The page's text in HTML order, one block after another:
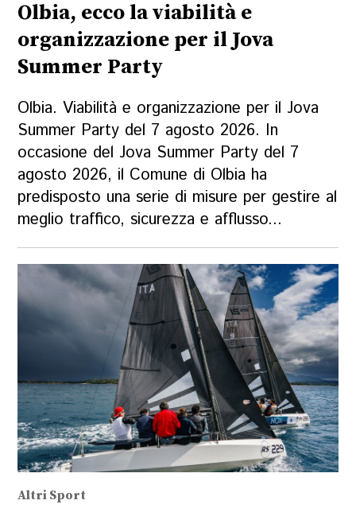
Olbia, ecco la viabilità e
organizzazione per il Jova
Summer Party
Olbia. Viabilità e organizzazione per il Jova
Summer Party del 7 agosto 2026. In
occasione del Jova Summer Party del 7
agosto 2026, il Comune di Olbia ha
predisposto una serie di misure per gestire al
meglio traffico, sicurezza e afflusso...
Altri Sport